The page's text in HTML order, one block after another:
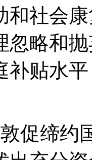
和社会
忽略和
补贴水
促缔约